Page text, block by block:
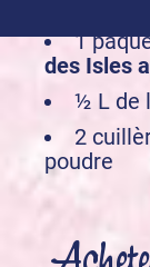
1
des Isles
½ L de
2
poudre